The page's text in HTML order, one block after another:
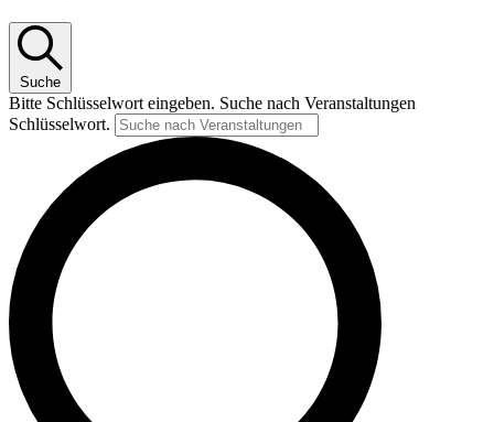
Suche
Bitte Schlüsselwort eingeben. Suche nach Veranstaltungen
Schlüsselwort.